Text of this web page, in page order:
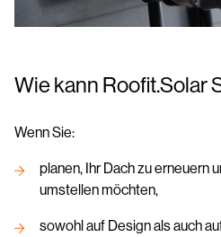
Wie kann Roofit.Solar
Wenn Sie:
planen, Ihr Dach zu erneuern
umstellen möchten,
sowohl auf Design als auch